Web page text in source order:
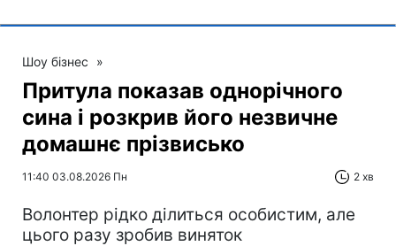
Шоу бізнес »
Притула показав однорічного
сина і розкрив його незвичне
домашнє прізвисько
11:40 03.08.2026 Пн 2 хв
Волонтер рідко ділиться особистим, але
цього разу зробив виняток